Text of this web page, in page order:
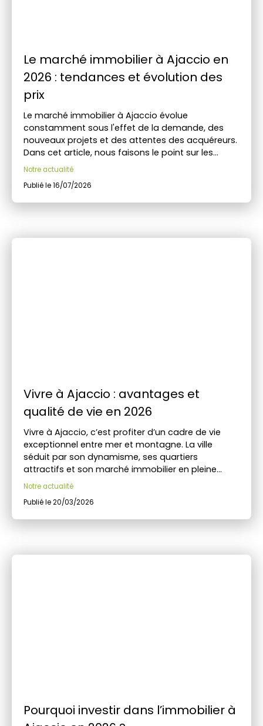
Le marché immobilier à Ajaccio en
2026 : tendances et évolution des
prix
Le marché immobilier à Ajaccio évolue
constamment sous l'effet de la demande, des
nouveaux projets et des attentes des acquéreurs.
Dans cet article, nous faisons le point sur les
tendances observées en 2026, l'évolution des prix
nos conseils pour concrétiser votre projet dans les
meilleures conditions.
Notre actualité
Publié le 16/07/2026
Vivre à Ajaccio : avantages et
qualité de vie en 2026
Vivre à Ajaccio, c’est profiter d’un cadre de vie
exceptionnel entre mer et montagne. La ville
séduit par son dynamisme, ses quartiers
attractifs et son marché immobilier en pleine
évolution. Découvrez tous les avantages de la
pour réussir votre projet avec Kallisté Immobilier.
Notre actualité
Publié le 20/03/2026
Pourquoi investir dans l’immobilier à